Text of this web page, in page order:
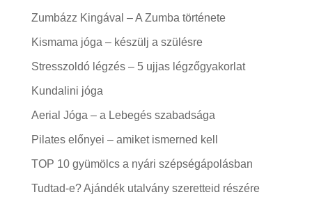
Zumbázz Kingával – A Zumba története
Kismama jóga – készülj a szülésre
Stresszoldó légzés – 5 ujjas légzőgyakorlat
Kundalini jóga
Aerial Jóga – a Lebegés szabadsága
Pilates előnyei – amiket ismerned kell
TOP 10 gyümölcs a nyári szépségápolásban
Tudtad-e? Ajándék utalvány szeretteid részére